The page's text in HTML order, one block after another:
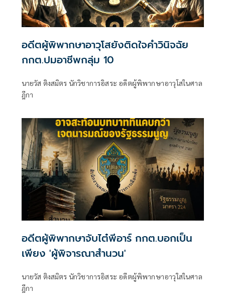
อดีตผู้พิพากษาอาวุโสยังติดใจคำวินิจฉัย
กกต.ปมอาชีพกลุ่ม 10
นายวัส ติงสมิตร นักวิชาการอิสระ อดีตผู้พิพากษาอาวุโสในศาล
ฎีกา
อดีตผู้พิพากษาจับไต๋พีอาร์ กกต.บอกเป็น
เพียง 'ผู้พิจารณาสำนวน'
นายวัส ติงสมิตร นักวิชาการอิสระ อดีตผู้พิพากษาอาวุใสในศาล
ฎีกา